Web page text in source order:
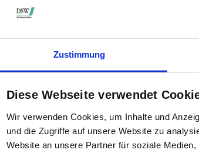
Zustimmung
Diese Webseite verwendet
Wir verwenden Cookies, um Inhalte und
und die Zugriffe auf unsere Website zu
Website an unsere Partner für soziale
Auffassung nach das im
schlichtweg ignoriert werden“,
Fall IVG zudem eine übergeordnete
des neuen
wird, droht eine
werden können. Das ist nicht
des neuen
dazu nutzen, den Karren wieder